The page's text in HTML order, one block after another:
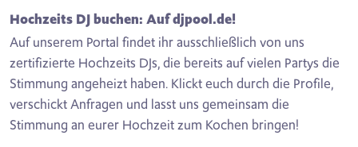
Hochzeits DJ buchen: Auf djpool.de!
Auf unserem Portal findet ihr ausschließlich von uns
zertifizierte Hochzeits DJs, die bereits auf vielen Partys die
Stimmung angeheizt haben. Klickt euch durch die Profile,
verschickt Anfragen und lasst uns gemeinsam die
Stimmung an eurer Hochzeit zum Kochen bringen!